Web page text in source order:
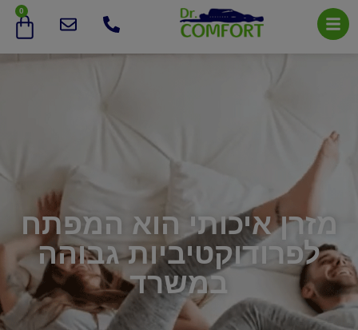
0
מזרן איכותי הוא המפתח
לפרודוקטיביות גבוהה
במשרד